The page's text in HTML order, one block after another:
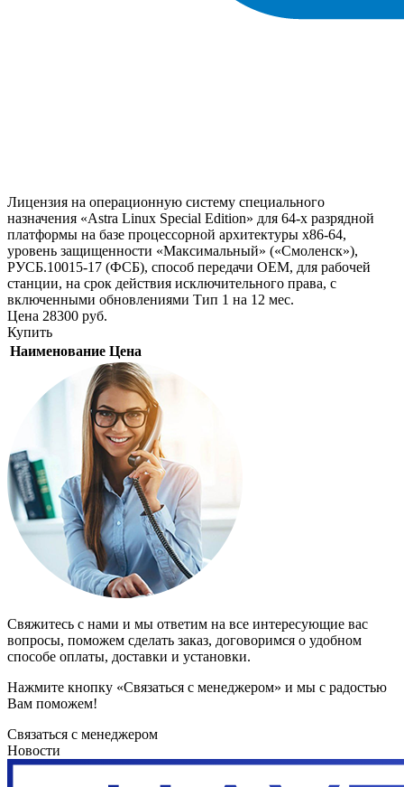
Лицензия на операционную систему специального
назначения «Astra Linux Special Edition» для 64-х разрядной
платформы на базе процессорной архитектуры х86-64,
уровень защищенности «Максимальный» («Смоленск»),
РУСБ.10015-17 (ФСБ), способ передачи OEM, для рабочей
станции, на срок действия исключительного права, с
включенными обновлениями Тип 1 на 12 мес.
Цена 28300 руб.
Купить
Наименование Цена
Свяжитесь с нами и мы ответим на все интересующие вас
вопросы, поможем сделать заказ, договоримся о удобном
способе оплаты, доставки и установки.
Нажмите кнопку «Связаться с менеджером» и мы с радостью
Вам поможем!
Связаться с менеджером
Новости